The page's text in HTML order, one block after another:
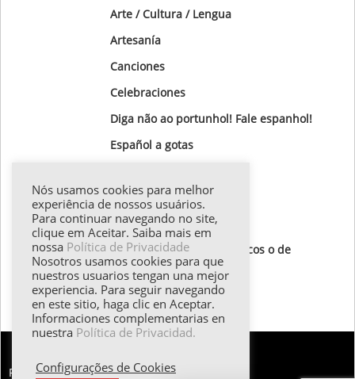
Arte / Cultura / Lengua
Artesanía
Canciones
Celebraciones
Diga não ao portunhol! Fale espanhol!
Español a gotas‏
Gotas Gramaticales
Lugares para visitar
Textos de autores hispánicos o de
destaque
Todos los textos
FALE CONOSCO:
Nós usamos cookies para melhor
experiência de nossos usuários.
Para continuar navegando no site,
clique em Aceitar. Saiba mais em
nossa Política de Privacidade
Nosotros usamos cookies para que
nuestros usuarios tengan una mejor
experiencia. Para seguir navegando
en este sitio, haga clic en Aceptar.
Informaciones complementarias en
nuestra Política de Privacidad.
Configurações de Cookies